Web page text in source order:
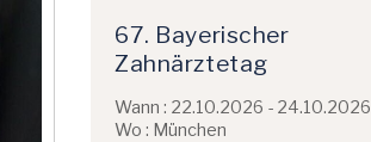
67. Bayerischer
Zahnärztetag
Wann : 22.10.2026 - 24.10.2026
Wo : München